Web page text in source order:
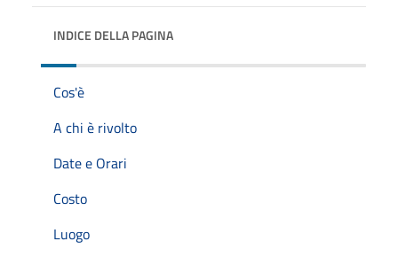
INDICE DELLA PAGINA
Cos'è
A chi è rivolto
Date e Orari
Costo
Luogo